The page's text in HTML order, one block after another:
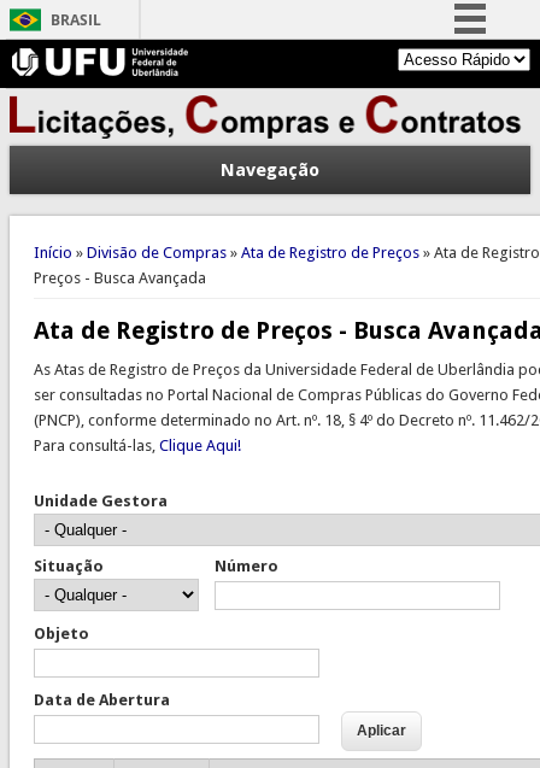
BRASIL
Simplifique!
Comunica BR
Participe
Acesso à informação
Legislação
Canais
Navegação
Você está aqui
Início » Divisão de Compras» Ata de Registro de Preços» Ata de
Preços - Busca Avançada
Ata de Registro de Preços - Busca
As Atas de Registro de Preços da Universidade Federal de Uberlândia
ser consultadas no Portal Nacional de Compras Públicas do Governo
(PNCP), conforme determinado no Art. nº. 18, § 4º do Decreto nº. 11.462/
Para consultá-las, Clique Aqui!
Unidade Gestora
Situação Número
Objeto
Data de Abertura